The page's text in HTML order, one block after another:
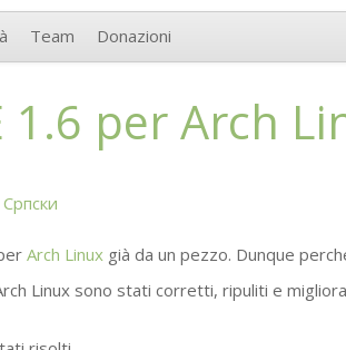
Team Donazioni
1.6 per Arch
Српски
Arch Linuxgià da un pezzo. Dunque
Linux sono stati corretti, ripuliti e